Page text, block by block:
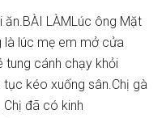
LÀMLúc ông Mặt
là lúc mẹ em mở cửa
tung cánh chạy khỏi
kéo xuống sân.Chị gà
đã có kinh